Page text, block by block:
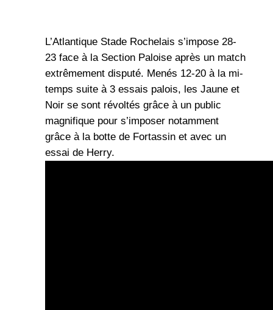
L’Atlantique Stade Rochelais s’impose 28-
23 face à la Section Paloise après un match
extrêmement disputé. Menés 12-20 à la mi-
temps suite à 3 essais palois, les Jaune et
Noir se sont révoltés grâce à un public
magnifique pour s’imposer notamment
grâce à la botte de Fortassin et avec un
essai de Herry.